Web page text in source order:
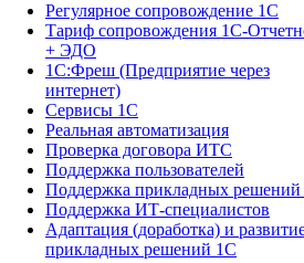
Регулярное сопровождение 1С
Тариф сопровождения 1С-
+ ЭДО
1С:Фреш (Предприятие через
интернет)
Сервисы 1С
Реальная автоматизация
Проверка договора ИТС
Поддержка пользователей
Поддержка прикладных
Поддержка ИТ-специалистов
Адаптация (доработка) и
прикладных решений 1С